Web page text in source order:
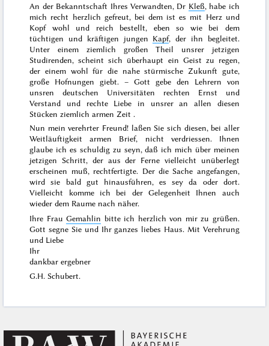
An der Bekanntschaft Ihres Verwandten, Dr Kleß, habe ich
mich recht herzlich gefreut, bei dem ist es mit Herz und
Kopf wohl und reich bestellt, eben so wie bei dem
tüchtigen und kräftigen jungen Kapf, der ihn begleitet.
Unter einem ziemlich großen Theil unsrer jetzigen
Studirenden, scheint sich überhaupt ein Geist zu regen,
der einem wohl für die nahe stürmische Zukunft gute,
große Hofnungen giebt. – Gott gebe den Lehrern von
unsren deutschen Universitäten rechten Ernst und
Verstand und rechte Liebe in unsrer an allen diesen
Stücken ziemlich armen Zeit .
Nun mein verehrter Freund! laßen Sie sich diesen, bei aller
Weitläuftigkeit armen Brief, nicht verdriessen. Ihnen
glaube ich es schuldig zu seyn, daß ich mich über meinen
jetzigen Schritt, der aus der Ferne vielleicht unüberlegt
erscheinen muß, rechtfertigte. Der die Sache angefangen,
wird sie bald gut hinausführen, es sey da oder dort.
Vielleicht komme ich bei der Gelegenheit Ihnen auch
wieder dem Raume nach näher.
Ihre FrauGemahlin bitte ich herzlich von mir zu grüßen.
Gott segne Sie und Ihr ganzes liebes Haus. Mit Verehrung
und Liebe
Ihr
dankbar ergebner
G.H. Schubert.